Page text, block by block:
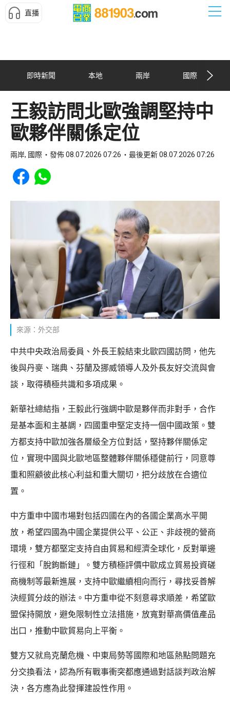
直播
即時新聞 本地 兩岸 國際
王毅訪問北歐強調堅持中
歐夥伴關係定位
兩岸, 國際 發佈 08.07.2026 07:26 最後更新 08.07.2026 07:26
Share to Facebook
Share to WhatsApp
來源：外交部
中共中央政治局委員、外長王毅結束北歐四國訪問，他先
後與丹麥、瑞典、芬蘭及挪威領導人及外長友好交流與會
談，取得積極共識和多項成果。
新華社總結指，王毅此行強調中歐是夥伴而非對手，合作
是基本面和主基調，四國重申堅定支持一個中國政策。雙
方都支持中歐加強各層級全方位對話，堅持夥伴關係定
位，實現中國與北歐地區整體夥伴關係穩健前行，同意尊
重和照顧彼此核心利益和重大關切，把分歧放在合適位
置。
中方重申中國市場對包括四國在內的各國企業高水平開
放，希望四國為中國企業提供公平、公正、非歧視的營商
環境，雙方都堅定支持自由貿易和經濟全球化，反對單邊
行徑和「脫鉤斷鏈」。雙方積極評價中歐成立貿易投資磋
商機制等最新進展，支持中歐繼續相向而行，尋找妥善解
決經貿分歧的辦法。中方重申從不刻意尋求順差，希望歐
盟保持開放，避免限制性立法措施，放寬對華高價值產品
出口，推動中歐貿易向上平衡。
雙方又就烏克蘭危機、中東局勢等國際和地區熱點問題充
分交換看法，認為所有戰事衝突都應通過對話談判政治解
決，各方應為此發揮建設性作用。